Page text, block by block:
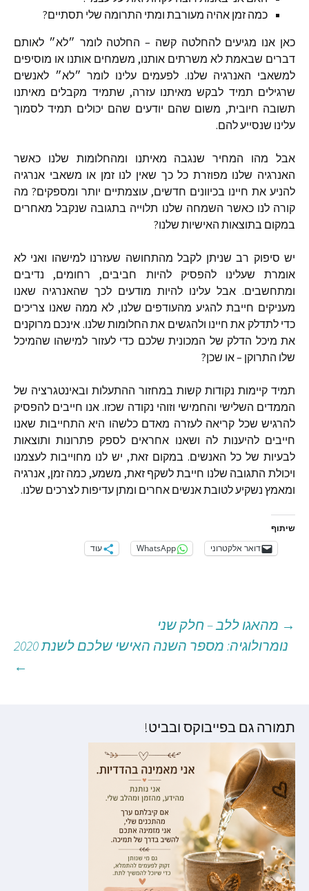
כמה זמן אהיה מעורבת ומתי התרומה שלי תסתיים?
כאן אנו מגיעים להחלטה קשה – החלטה לומר ״לא״ לאותם
דברים שבאמת לא משרתים אותנו, משמחים אותנו או מוסיפים
למשאבי האנרגיה שלנו. לפעמים עלינו לומר ״לא״ לאנשים
שרגילים תמיד לבקש מאיתנו עזרה, שתמיד מקבלים מאיתנו
תשובה חיובית, משום שהם יודעים שהם יכולים תמיד לסמוך
עלינו שנסייעלהם.
אבל מהו המחיר שנגבה מאיתנו ומהחלומות שלנו כאשר
האנרגיה שלנו מפוזרת כל כך שאין לנו זמן או משאבי אנרגיה
להניע את חיינו בכיוונים חדשים, עוצמתיים יותר ומספקים? מה
קורה לנו כאשר השמחה שלנו תלוייה בתגובה שנקבל מאחרים
במקום בתוצאות האישיות שלנו?
יש סיפוק רב שניתן לקבל מהתחושה שעזרנו למישהו ואני לא
אומרת
שעלינו להפסיק להיות חביבים, רחומים, נדיבים
ומתחשבים. אבל עלינו להיות מודעים לכך שהאנרגיה שאנו
מעניקים חייבת להגיע מהעודפים שלנו,לא ממה שאנו צריכים
כדי לתדלק את חיינו ולהגשים את החלומות שלנו. אינכם מרוקנים
את מיכל הדלק של המכונית שלכם כדי לעזור למישהו שהמיכל
שלו התרוקן –או שכן?
תמיד קיימות נקודות קשות במחזור ההתעלות ובאינטגרציה של
הממדים השלישי והחמישי וזוהי נקודה שכזו. אנו חייבים להפסיק
להרגיש שכל קריאה לעזרה מאדם כלשהו היא התחייבות שאנו
חייבים להיענות לה ושאנו אחראים לספק פתרונות ותוצאות
לבעיות של כל האנשים. במקום זאת, יש לנו מחוייבות לעצמנו
ויכולת התגובה שלנו חייבת לשקף זאת, משמע, כמה זמן, אנרגיה
ומאמץ נשקיעלטובתאנשים אחרים ומתן עדיפותלצרכים שלנו.
שיתוף
דואר אלקטרוני WhatsApp עוד
ניווט
→ מהאגו ללב – חלק שני
נומרולוגיה: מספר השנה האישי שלכם לשנת 2020
←
תמורה גם בפייבוקס ובביט!